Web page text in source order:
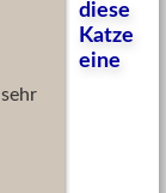
diese
Katze
eine